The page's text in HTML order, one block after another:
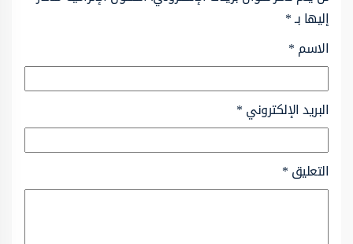
إليها بـ*
الاسم*
البريد الإلكتروني*
التعليق*